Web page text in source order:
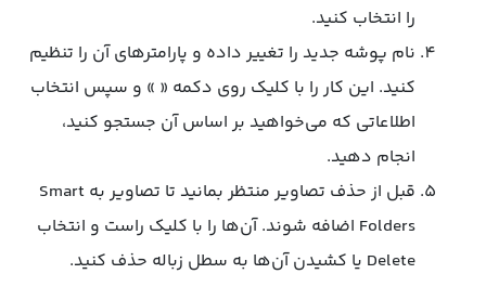
را انتخاب کنید.
نام پوشه جدید را تغییر داده و پارامترهای آن را تنظیم
کنید. این کار را با کلیک روی دکمه « » و سپس انتخاب
اطلاعاتی که می‌خواهید بر اساس آن جستجو کنید،
انجام دهید.
قبل از حذف تصاویر منتظر بمانید تا تصاویر به Smart
Folders اضافه شوند. آن‌ها را با کلیک راست و انتخاب
Delete یا کشیدن آن‌ها به سطل زباله حذف کنید.